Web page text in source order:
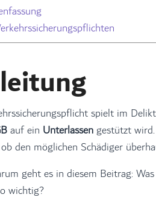
spielt im
auf ein Unterlassengestützt
den möglichen Schädiger
geht es in diesem Beitrag:
wichtig?